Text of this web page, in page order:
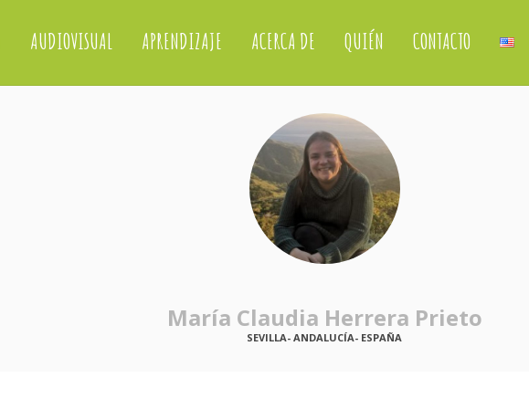
AUDIOVISUAL APRENDIZAJE ACERCA DE QUIÉN CONTACTO
María Claudia Herrera Prieto
SEVILLA- ANDALUCÍA- ESPAÑA